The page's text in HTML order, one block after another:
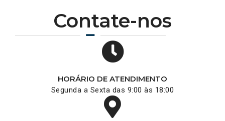
Contate-nos
HORÁRIO DE ATENDIMENTO
Segunda a Sexta das 9:00 às 18:00